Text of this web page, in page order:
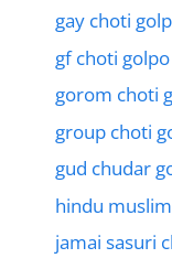
gay choti
gf choti golpo
gorom choti
group choti
gud chudar
hindu
jamai sasuri